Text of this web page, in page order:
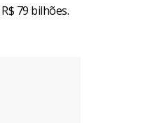
79 bilhões.